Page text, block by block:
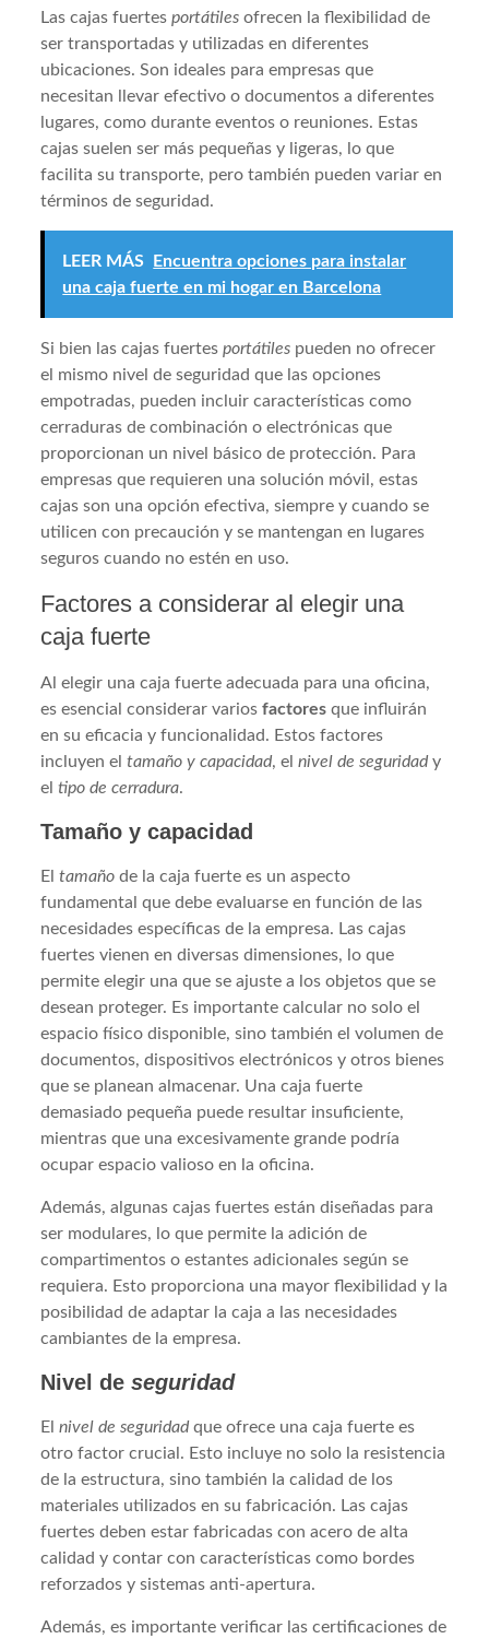
Las cajas fuertesportátiles ofrecen la flexibilidad de
ser transportadas y utilizadas en diferentes
ubicaciones. Son ideales para empresas que
necesitan llevar efectivo o documentos a diferentes
lugares, como durante eventos o reuniones. Estas
cajas suelen ser más pequeñas y ligeras, lo que
facilita su transporte, pero también pueden variar en
términos de seguridad.
LEER MÁS Encuentra opciones para instalar
una caja fuerte en mi hogar en Barcelona
Si bien las cajas fuertesportátiles pueden no ofrecer
el mismo nivel de seguridad que las opciones
empotradas, pueden incluir características como
cerraduras de combinación o electrónicas que
proporcionan un nivel básico de protección. Para
empresas que requieren una solución móvil, estas
cajas son una opción efectiva, siempre y cuando se
utilicen con precaución y se mantengan en lugares
seguros cuando no estén en uso.
Factores a considerar al elegir una
caja fuerte
Al elegir una caja fuerte adecuada para una oficina,
es esencial considerar variosfactores que influirán
en su eficacia y funcionalidad. Estos factores
incluyen eltamaño y capacidad, elnivel de seguridady
eltipo de cerradura.
Tamaño y capacidad
Eltamaño de la caja fuerte es un aspecto
fundamental que debe evaluarse en función de las
necesidades específicas de la empresa. Las cajas
fuertes vienen en diversas dimensiones, lo que
permite elegir una que se ajuste a los objetos que se
desean proteger. Es importante calcular no solo el
espacio físico disponible, sino también el volumen de
documentos, dispositivos electrónicos y otros bienes
que se planean almacenar. Una caja fuerte
demasiado pequeña puede resultar insuficiente,
mientras que una excesivamente grande podría
ocupar espacio valioso en la oficina.
Además, algunas cajas fuertes están diseñadas para
ser modulares, lo que permite la adición de
compartimentos o estantes adicionales según se
requiera. Esto proporciona una mayor flexibilidad y la
posibilidad de adaptar la caja a las necesidades
cambiantes de la empresa.
Nivel deseguridad
Elnivel de seguridadque ofrece una caja fuerte es
otro factor crucial. Esto incluye no solo la resistencia
de la estructura, sino también la calidad de los
materiales utilizados en su fabricación. Las cajas
fuertes deben estar fabricadas con acero de alta
calidad y contar con características como bordes
reforzados y sistemas anti-apertura.
Además, es importante verificar las certificaciones de